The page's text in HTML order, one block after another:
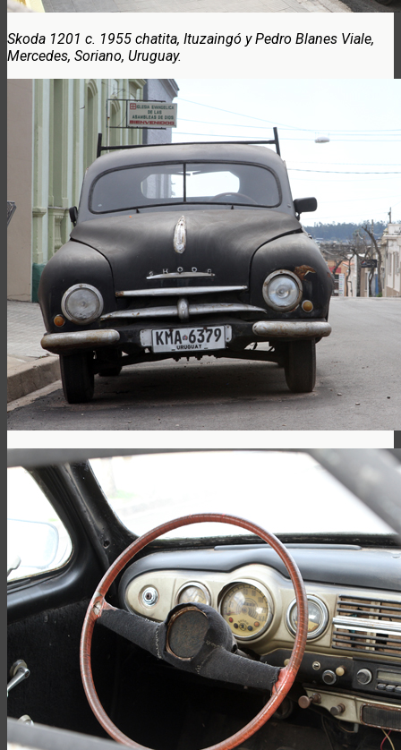
Skoda 1201 c. 1955 chatita, Ituzaingó y Pedro Blanes Viale,
Mercedes, Soriano, Uruguay.